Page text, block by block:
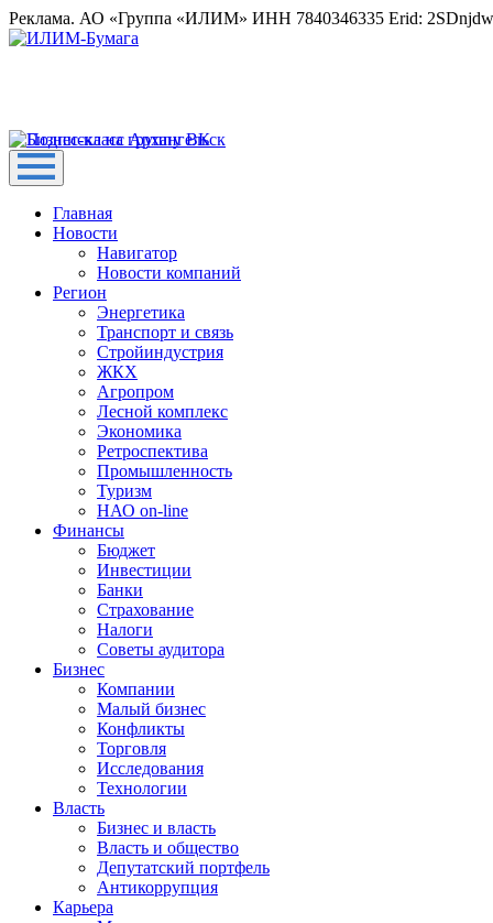
Реклама. АО «Группа «ИЛИМ» ИНН 7840346335 Erid:
Главная
Новости
Навигатор
Новости компаний
Регион
Энергетика
Транспорт и связь
Стройиндустрия
ЖКХ
Агропром
Лесной комплекс
Экономика
Ретроспектива
Промышленность
Туризм
НАО on-line
Финансы
Бюджет
Инвестиции
Банки
Страхование
Налоги
Советы аудитора
Бизнес
Компании
Малый бизнес
Конфликты
Торговля
Исследования
Технологии
Власть
Бизнес и власть
Власть и общество
Депутатский портфель
Антикоррупция
Карьера